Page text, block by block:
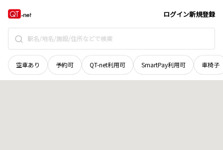
ログイン新規登録
空車あり 予約可 QT-net利用可 SmartPay利用可 車椅子
北海道